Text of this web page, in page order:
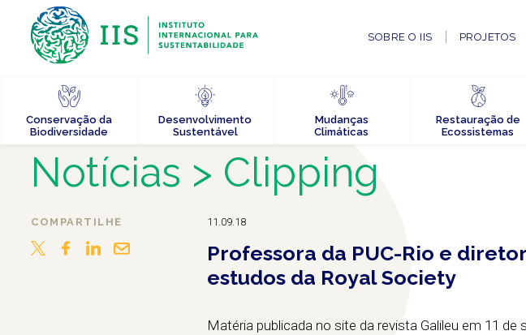
SOBRE O IIS PROJETOS
Conservação da
Biodiversidade
Desenvolvimento
Sustentável
Mudanças
Climáticas
Restauração de
Ecossistemas
Notícias > Clipping
COMPARTILHE 11.09.18
Professora da PUC-Rio e
estudos da Royal Society
Matéria publicada no site da revista Galileu em 11 de